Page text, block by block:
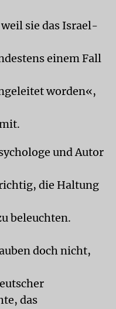
sie das Israel-
einem Fall
worden«,
und Autor
die Haltung
beleuchten.
doch nicht,
das